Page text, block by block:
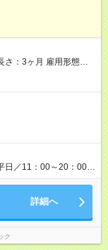
さ：3ヶ月 雇用形態、
日／11：00～20：00 ■
詳細へ
ク